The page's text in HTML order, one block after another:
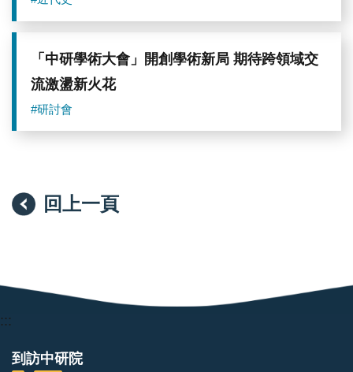
「中研學術大會」開創學術新局 期待跨領域交
流激盪新火花
#研討會
回上一頁
:::
到訪中研院